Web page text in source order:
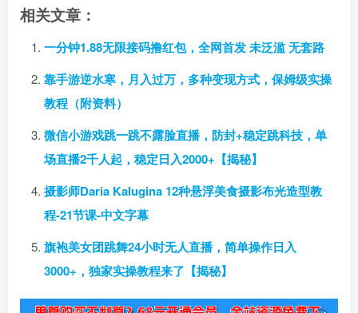
相关文章：
一分钟1.88无限接码撸红包，全网首发 未泛滥 无套路
靠手游逆水寒，月入过万，多种变现方式，保姆级实操
教程（附资料）
微信小游戏跳一跳不露脸直播，防封+稳定跳科技，单
场直播2千人起，稳定日入2000+【揭秘】
摄影师Daria Kalugina 12种悬浮美食摄影布光造型教
程-21节课-中文字幕
旗袍美女团跳舞24小时无人直播，简单操作日入
3000+，独家实操教程来了【揭秘】